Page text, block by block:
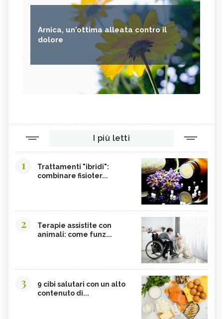
Arnica, un'ottima alleata contro il
dolore
I più letti
1
Trattamenti "ibridi":
combinare fisioter...
2
Terapie assistite con
animali: come funz...
3
9 cibi salutari con un alto
contenuto di...